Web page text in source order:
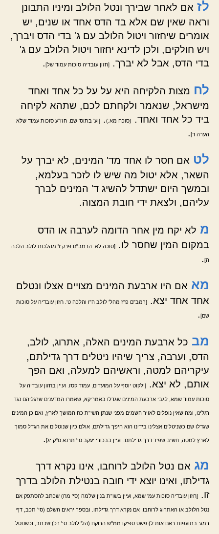
לז אם לאחר שבירך ונטל הלולב ומיניו התבונן
וראה שאין שם אלא בד הדס אחד או שנים, יש
אומרים שיחזור ויטול הלולב עם ג' בדי הדס ויברך,
ויש חולקים, ולכן לדינא יחזור ויטול הלולב עם ג'
בדי הדס, אבל לא יברך. [חזון עובדיה סוכות עמוד של].
לח מצות הלקיחה היא על על כל אחד ואחד
מישראל, שנאמר ולקחתם לכם, שתהא לקיחה
ביד כל אחד ואחד.
(סוכה מא:). [וע' בתוס' שם. חזו"ע סוכות עמוד שלא
הערה ד].
לט אם חסר לו אחד מד' המינים, לא יברך על
השאר, אלא יטול מה שיש לו לזכר בעלמא,
ובמשך היום ישתדל להשיג ד' המינים לברך
עליהם, ולצאת ידי חובת המצוה.
מ לא יקח מין אחר הדומה לערבה או הדס
במקום המין שחסר לו. [סוכה לא. הרמב"ם פרק ז' מהלכות לולב הלכה
ה].
מא אם היו ארבעת המינים מצויים אצלו ונטלם
אחד אחד יצא. [רמב"ם פ"ז מהל' לולב ה"ו והלכה ט'. חזון עובדיה על סוכות
שם].
מב כל ארבעת המינים האלה, אתרוג, לולב,
הדס, וערבה, צריך שיהיו ניטלים דרך גדילתם,
עיקריהם למטה, וראשיהם למעלה, ואם הפך
אותם, לא יצא. [ילקוט יוסף על המועדים, עמוד קסז. ועיין בחזון עובדיה על
סוכות עמוד שמא, לגבי ארבעת המינים שגדלו באמריקא, שאמרו המדענים שרגליהם נגד
רגלינו, ומה שאין נופלים לאויר השמים מפני שנתן השי"ת כח המושך לארץ, ואם כן המינים
שגדלו שם כשניטלים אצלינו בידינו הוא היפך גדילתם, אולם כיון שנוטלים את הגדל סמוך
לארץ למטה, חשיב שפיר דרך גדילתם. ועיין בבכורי יעקב סי' תרנא ס"ק יג].
מג אם נטל הלולב לרוחבו, אינו נקרא דרך
גדילתו, ואינו יוצא ידי חובה בנטילת הלולב בדרך
זו. [חזון עובדיה סוכות עמ' שמא, ועיין בשו"ת בנין שלמה (סי' מח) שכתב להסתפק אם
נטל הלולב או האתרוג לרוחבו, אם נקרא דרך גדילתו. ובספר יראים השלם (סי' תכב, דף
רמג: בתועפות ראם אות ל) פשט ספיקו ממ"ש הרוקח (הל' לולב סי' רכ) שכתב, וכשנוטל